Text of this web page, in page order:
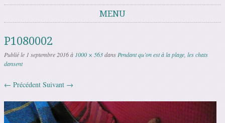
MENU
P1080002
Publié le 1 septembre 2016à 1000 × 563dansPendant qu’on est à la plage, les chats
dansent
← Précédent Suivant →